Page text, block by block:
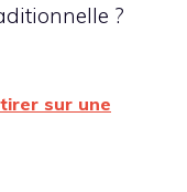
?
sur une